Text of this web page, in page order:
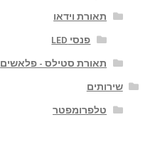
תאורת וידאו
פנסי LED
תאורת סטילס - פלאשים
שירותים
טלפרומפטר